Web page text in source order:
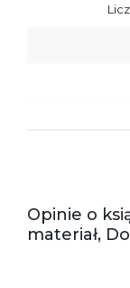
Opinie o
materiał,